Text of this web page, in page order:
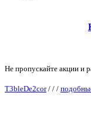
Не пропускайте акции и
T3bleDe2cor/ / /